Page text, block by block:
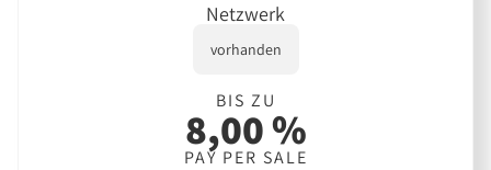
Netzwerk
vorhanden
BIS ZU
8,00 %
PAY PER SALE